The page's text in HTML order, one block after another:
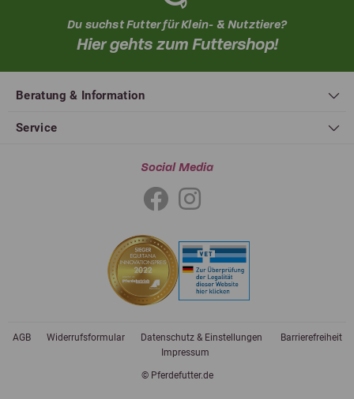
Du suchst Futter für Klein- & Nutztiere?
Hier gehts zum Futtershop!
Beratung & Information
Service
Social Media
© Pferdefutter.de
AGB Widerrufsformular Datenschutz & Einstellungen
Barrierefreiheit
Impressum